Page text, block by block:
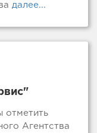
далее...
отметить
Агентства